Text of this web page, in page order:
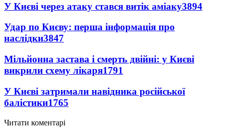
У Києві через атаку стався витік аміаку3894
Удар по Києву: перша інформація про
наслідки3847
Мільйонна застава і смерть двійні: у Києві
викрили схему лікаря1791
У Києві затримали навідника російської
балістики1765
Читати коментарі